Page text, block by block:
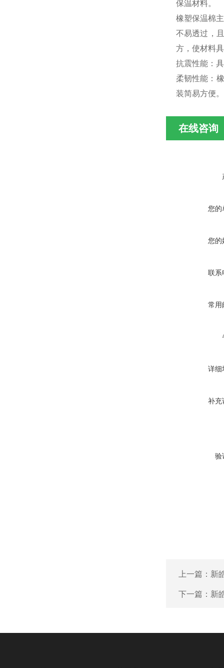
保温材料。
橡塑保温棉
不易透过，
方，使材料
抗震性能：
柔韧性能：
装简易方便
在线咨询
您的
您的
联系
常用
详细
补充
验
上一篇： 新
下一篇： 新